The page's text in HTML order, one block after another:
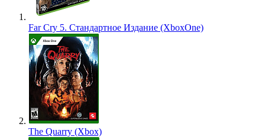
Far Cry 5. Стандартное Издание (XboxOne)
The Quarry (Xbox)